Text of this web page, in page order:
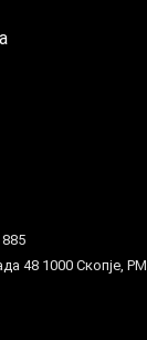
48 1000 Скопје, РМ